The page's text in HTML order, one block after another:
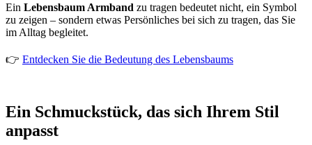
Ein Lebensbaum Armband zu tragen bedeutet nicht, ein Symbol
zu zeigen – sondern etwas Persönliches bei sich zu tragen, das Sie
im Alltag begleitet.
👉 Entdecken Sie die Bedeutung des Lebensbaums
Ein Schmuckstück, das sich Ihrem Stil
anpasst